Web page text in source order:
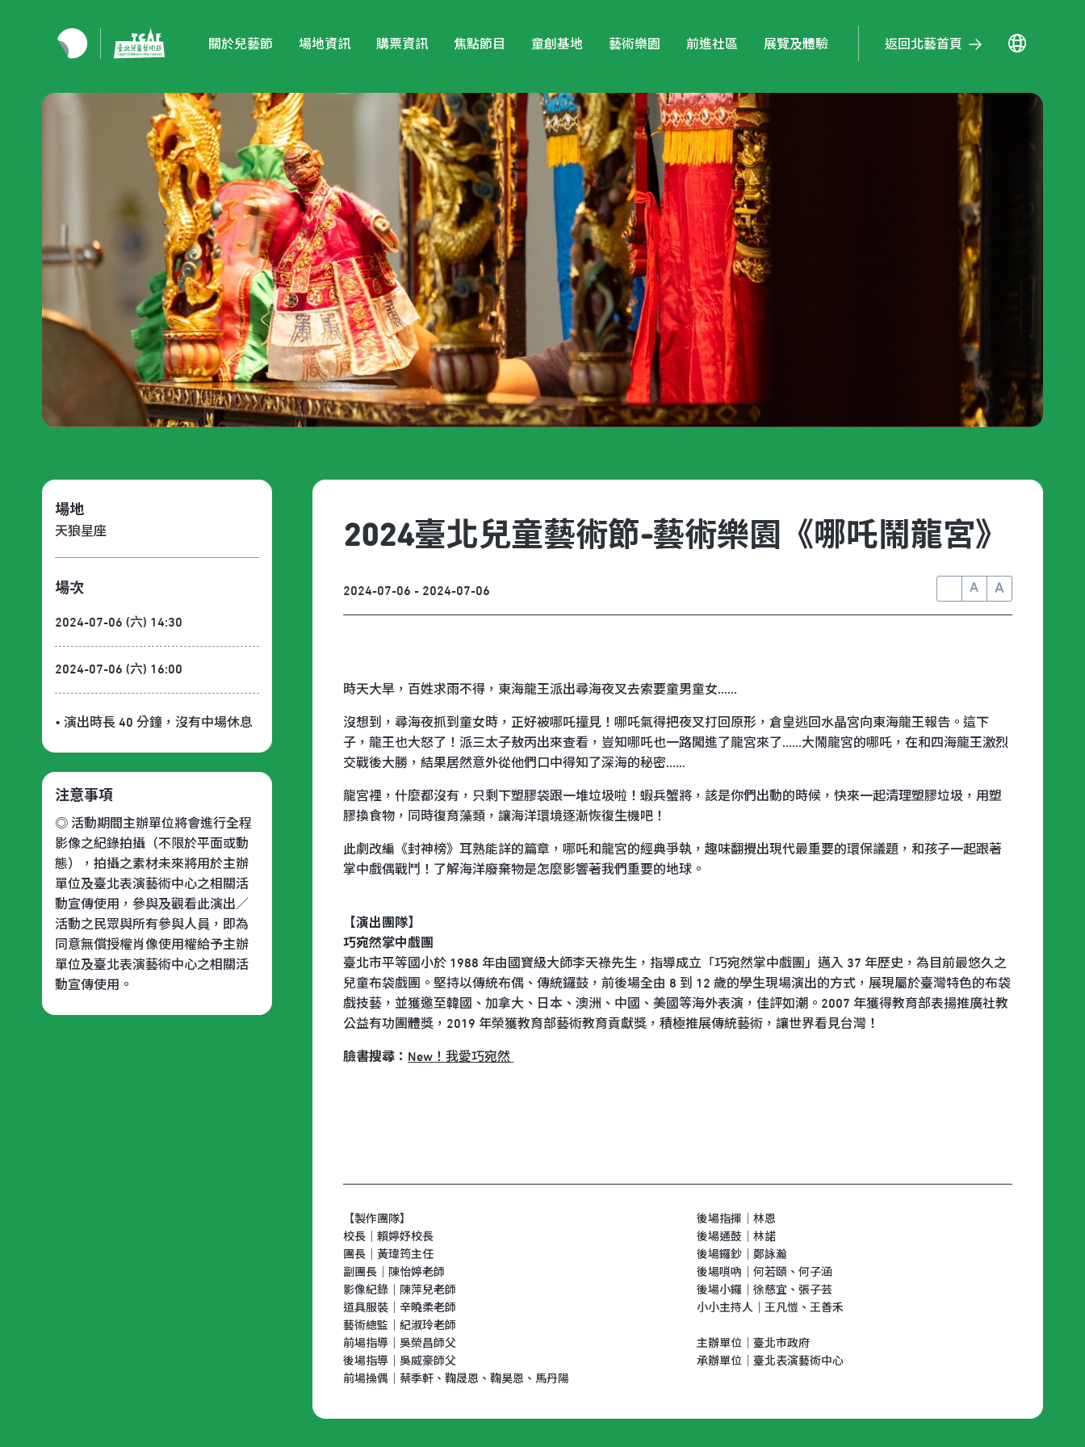
關於兒藝節 場地資訊 購票資訊 焦點節目 童創基地 藝術樂園 前進社區 展覽及體驗 返回北藝首頁
場地
天狼星座
場次
2024-07-06 (六) 14:30
2024-07-06 (六) 16:00
• 演出時長 40 分鐘 ，沒有中場休息
注意事項
◎ 活動期間主辦單位將會進行全程
影像之紀錄拍攝（不限於平面或動
態），拍攝之素材未來將用於主辦
單位及臺北表演藝術中心之相關活
動宣傳使用，參與及觀看此演出／
活動之民眾與所有參與人員，即為
同意無償授權肖像使用權給予主辦
單位及臺北表演藝術中心之相關活
動宣傳使用。
2024臺北兒童藝術節-藝術樂園《哪吒鬧龍宮》
2024-07-06 - 2024-07-06 A A
時天大旱，百姓求雨不得，東海龍王派出尋海夜叉去索要童男童女......
沒想到，尋海夜抓到童女時，正好被哪吒撞見！哪吒氣得把夜叉打回原形，倉皇逃回水晶宮向東海龍王報告。這下
子，龍王也大怒了！派三太子敖丙出來查看，豈知哪吒也一路闖進了龍宮來了......大鬧龍宮的哪吒，在和四海龍王激烈
交戰後大勝，結果居然意外從他們口中得知了深海的秘密......
龍宮裡，什麼都沒有，只剩下塑膠袋跟一堆垃圾啦！蝦兵蟹將，該是你們出動的時候，快來一起清理塑膠垃圾，用塑
膠換食物，同時復育藻類，讓海洋環境逐漸恢復生機吧！
此劇改編《封神榜》耳熟能詳的篇章，哪吒和龍宮的經典爭執，趣味翻攪出現代最重要的環保議題，和孩子一起跟著
掌中戲偶戰鬥！了解海洋廢棄物是怎麼影響著我們重要的地球。
【演出團隊】
巧宛然掌中戲團
臺北市平等國小於 1988 年由國寶級大師李天祿先生，指導成立「巧宛然掌中戲團」邁入 37 年歷史，為目前最悠久之
兒童布袋戲團。堅持以傳統布偶、傳統鑼鼓，前後場全由 8 到 12 歲的學生現場演出的方式，展現屬於臺灣特色的布袋
戲技藝，並獲邀至韓國、加拿大、日本、澳洲、中國、美國等海外表演，佳評如潮。2007 年獲得教育部表揚推廣社教
公益有功團體獎，2019 年榮獲教育部藝術教育貢獻獎，積極推展傳統藝術，讓世界看見台灣！
臉書搜尋： New！我愛巧宛然
【製作團隊】
校長｜賴婷妤校長
團長｜黃瑋筠主任
副團長｜陳怡婷老師
影像紀錄｜陳萍兒老師
道具服裝｜辛曉柔老師
藝術總監｜紀淑玲老師
前場指導｜吳榮昌師父
後場指導｜吳威豪師父
前場操偶｜蔡季軒、鞠晟恩、鞠昊恩、馬丹陽
後場指揮｜林恩
後場通鼓｜林諾
後場鑼鈔｜鄭詠瀚
後場嗩吶｜何若頤、何子涵
後場小鑼｜徐慈宜、張子芸
小小主持人｜王凡愷、王善禾
主辦單位｜臺北市政府
承辦單位｜臺北表演藝術中心